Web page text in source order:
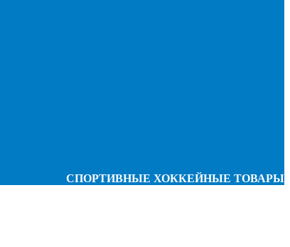
СПОРТИВНЫЕ ХОККЕЙНЫЕ ТОВАРЫ